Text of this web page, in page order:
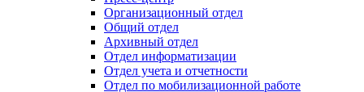
Организационный отдел
Общий отдел
Архивный отдел
Отдел информатизации
Отдел учета и отчетности
Отдел по мобилизационной работе